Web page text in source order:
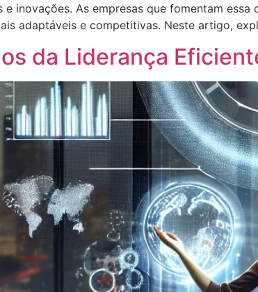
e inovações. As empresas que fomentam
adaptáveis e competitivas. Neste artigo,
da Liderança